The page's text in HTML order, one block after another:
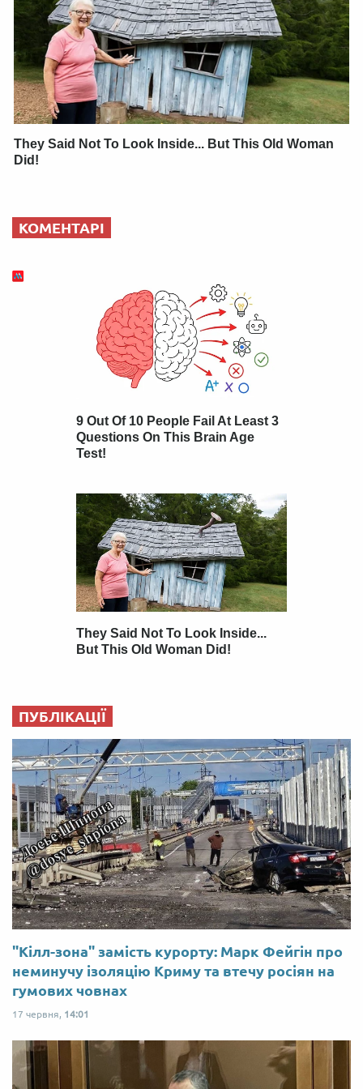
They Said Not To Look Inside... But This Old Woman
Did!
КОМЕНТАРІ
ПУБЛІКАЦІЇ
"Кілл-зона" замість курорту: Марк Фейгін про
неминучу ізоляцію Криму та втечу росіян на
гумових човнах
17 червня, 14:01